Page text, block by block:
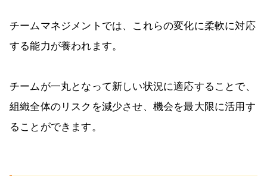
チームマネジメントでは、これらの変化に柔軟に対応
する能力が養われます。
チームが一丸となって新しい状況に適応することで、
組織全体のリスクを減少させ、機会を最大限に活用す
ることができます。